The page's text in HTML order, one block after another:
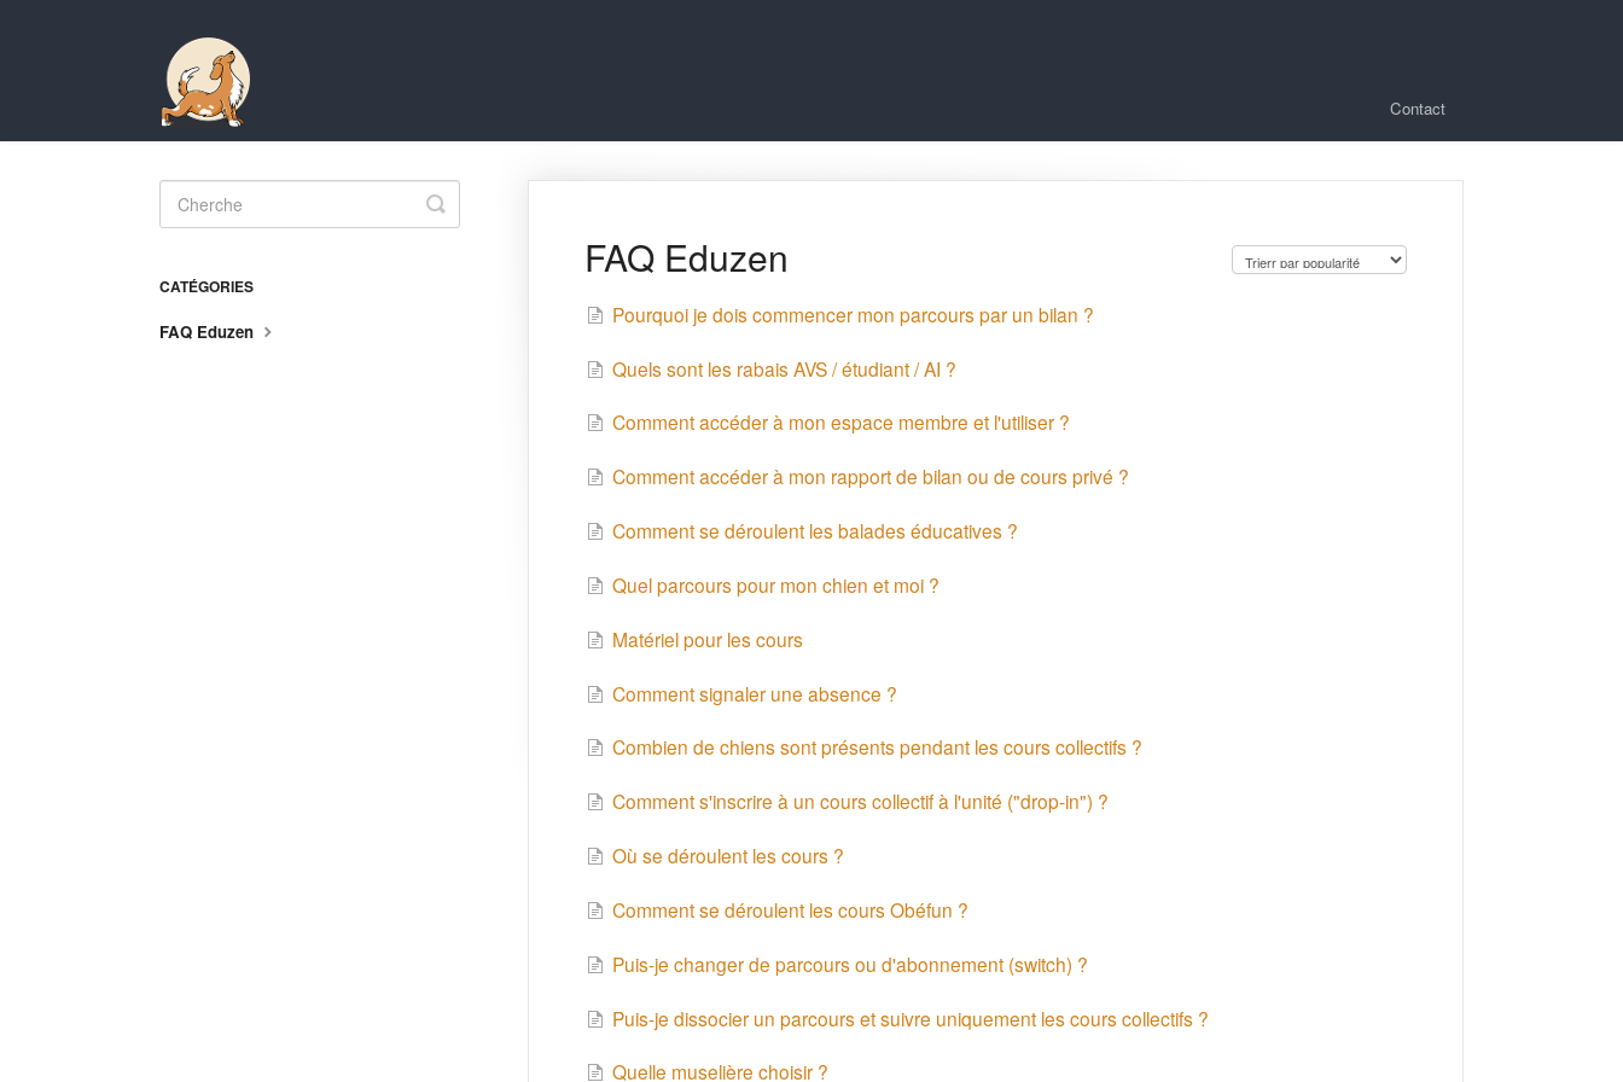
Contact
FAQ Eduzen
Pourquoi je dois commencer mon parcours par un bilan ?
Quels sont les rabais AVS / étudiant / AI ?
Comment accéder à mon espace membre et l'utiliser ?
Comment accéder à mon rapport de bilan ou de cours privé ?
Comment se déroulent les balades éducatives ?
Quel parcours pour mon chien et moi ?
Matériel pour les cours
Comment signaler une absence ?
Combien de chiens sont présents pendant les cours collectifs ?
Comment s'inscrire à un cours collectif à l'unité ("drop-in") ?
Où se déroulent les cours ?
Comment se déroulent les cours Obéfun ?
Puis-je changer de parcours ou d'abonnement (switch) ?
Puis-je dissocier un parcours et suivre uniquement les cours collectifs ?
Quelle muselière choisir ?
Toggle
Search
CATÉGORIES
FAQ Eduzen